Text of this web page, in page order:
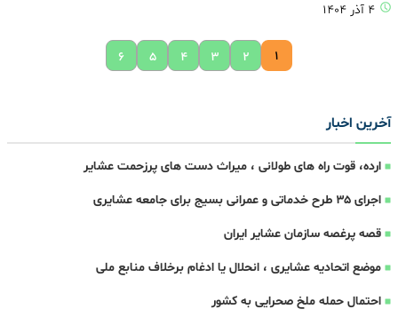
۴ آذر ۱۴۰۴
۱ ۲ ۳ ۴ ۵ ۶
آخرین اخبار
ارده، قوت راه های طولانی ، میراث دست های پرزحمت عشایر
اجرای ۳۵ طرح خدماتی و عمرانی بسیج برای جامعه عشایری
قصه پرغصه سازمان عشایر ایران
موضع اتحادیه عشایری ، انحلال یا ادغام برخلاف منابع ملی
احتمال حمله ملخ صحرایی به کشور